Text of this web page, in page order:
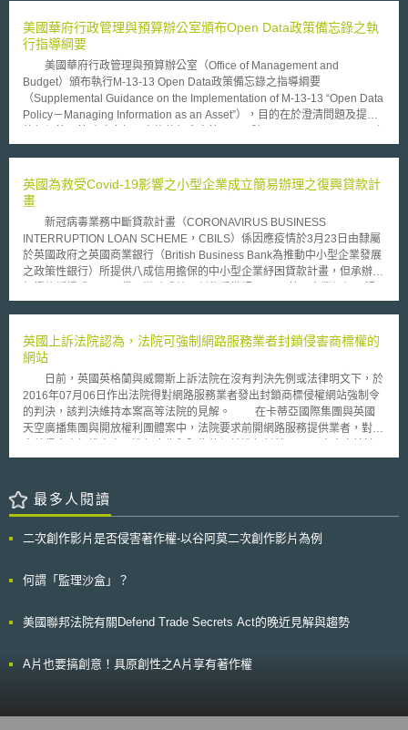
關不嚴，對商品信息審查不力，銷售行為管理混亂，信用評價存有缺陷以及
內部工作人員管控不嚴。當被問及是否已經採取了反對任何賣家的行動，阿
里巴巴在聲明中表示，「阿里巴巴集團致力於打擊仿冒，我們與政府，品牌
和同業公會緊密的合作來解決這個問題」。 曾經替蘋果工作的一名香
港智財權律師說，蘋果若要阻止這些山寨版的手表在市面上出售，可請求著
作權或專利侵權賠償，但要花費很多錢及時間。而且在中國並無不正當競爭
的法律概念，因此不可能獲得臨時禁制令限制它(暫時狀態假處分)，只能通
每個侵害他產品權利的廠商，蘋果都需要個別填寫表格才能請阿里巴巴撤下
美國華府行政管理與預算辦公室頒布Open Data政策備忘錄之執
行指導綱要
美國華府行政管理與預算辦公室（Office of Management and
Budget）頒布執行M-13-13 Open Data政策備忘錄之指導綱要
（Supplemental Guidance on the Implementation of M-13-13 “Open Data
Policy－Managing Information as an Asset”），目的在於澄清問題及提供
策備忘錄。透過實踐本指導綱要，各政府部門將能確保用以盤點、管理及開
在依據本綱要進行盤點時，主管機關必須一併予以分級，其近用層級
（Access Levels），區分為公開（Public）、限閱（Restricted Public）、
非公開資料（Non-public）。資料公開前會經過完整之隱私權保護及資訊安
全事項檢視，無違反相關法律和政策規範者，始釋出予大眾。 針對備
忘錄之五項執行要求，本指導綱要即分為五項對應指導，介紹如下： 1.建立
及維運大型資料盤點目錄：目的在使聯邦政府部門建立清楚且完整之資料資
產目錄，而在製作盤點目錄後，必須持續改進、維護資料，並以擴展、豐
單：為增進資料查詢之容易度及可用性，各部門須篩選上述資料盤點目錄中
目錄之子目錄，使民眾得以知悉現有公開資料，及接續地將被公開之資料。
各部門基於裁量權，亦可決定是否列入限閱或非公開資料資產，使民眾能知
悉該筆資料之存在以及近用該資料之程序。 3.建立用戶參與資料釋出程序：
此程序將提供資料用戶參與促進資料釋出及認定釋出之優先順序。由關鍵的
資料用戶來幫助聯邦政府認定資料資產價值，而被認定最高價值之資料將優
先、快速釋出。 4.當資料無法釋出時，須以文件證明：政府部門必須確認資
料經過完整之隱私權保護及資訊安全事項檢視，無違反相關法律和政策規範
者，才能公開資料。當認定資料涉及違反上述規範時，則須以文件證明其諮
單位後之決定，再依據三種資料近用資層級予以分類。 5.指導綱要中要求列
出各部門應該負責管理資訊之窗口。 原定11月1日為完備上述基礎設施
11月30日；在11月30日後，各部門將於每季報告執行進展，而部門開放資
英國為救受Covid-19影響之小型企業成立簡易辦理之復興貸款計
畫
新冠病毒業務中斷貸款計畫（CORONAVIRUS BUSINESS
INTERRUPTION LOAN SCHEME，CBILS）係因應疫情於3月23日由隸屬
於英國政府之英國商業銀行（British Business Bank為推動中小型企業發展
之政策性銀行）所提供八成信用擔保的中小型企業紓困貸款計畫，但承辦銀
小型企業具規模小、缺少抵押物、信用不足、營業資訊不透明及缺乏與銀行
業於5月4日另行啟動復興貸款計畫（BOUNCE BACK LOAN SCHEME，
BBLS），小型企業只需於受理該計畫之承貸銀行網站填寫1份簡易申請表，
輸入公司名稱、地址、公司註冊編號、2019年之預估年營業額與銀行代碼
跟帳號，即可申請承貸金額為2,000英鎊以上，最高至企業營業額之25％
（上限為50,000英鎊）之六年期之小規模貸款，該貸款提供十成擔保，銀行
無需進行授信評估，亦不得要求小型企業進行任何其他形式之個人擔保，
BBLS開放至今僅一週，申請件數已高於CBILS。 我國中央銀行之小規
異，雖我國受疫情影響程度未如英國嚴重，但小規模營業人仍受有衝擊，兩
國之小額貸款同為十成擔保，我國或可參酌英國授信放寬之作業，提供小規
模營業人更寬一點、快一點、方便一點的活水挹注，使小規模營業人度過疫
英國上訴法院認為，法院可強制網路服務業者封鎖侵害商標權的
網站
日前，英國英格蘭與威爾斯上訴法院在沒有判決先例或法律明文下，於
2016年07月06日作出法院得對網路服務業者發出封鎖商標侵權網站強制令
的判決，該判決維持本案高等法院的見解。 在卡蒂亞國際集團與英國
天空廣播集團與開放權利團體案中，法院要求前開網路服務提供業者，對特
院認為，對於1988年著作權、設計和專利法第97A條而言，儘管缺乏實體法
必要的。 本案業者上訴指出，如法院依據第97A條發佈封鎖網站的強制
令，必須先確定：網路服務業者是服務提供者、目標網站的用戶或是業者侵
權以及網路服務業者明知。然而，業者指出，他們是完全出於善意、中立且
決定，但上訴法院認為比較利益衡量後，強制網路服務業者封鎖特定侵權網
國網路服務業者監管責任與營運成本，相關影響已在智財相關社群中被熱烈
最多人閱讀
二次創作影片是否侵害著作權-以谷阿莫二次創作影片為例
何謂「監理沙盒」？
美國聯邦法院有關Defend Trade Secrets Act的晚近見解與趨勢
A片也要搞創意！具原創性之A片享有著作權